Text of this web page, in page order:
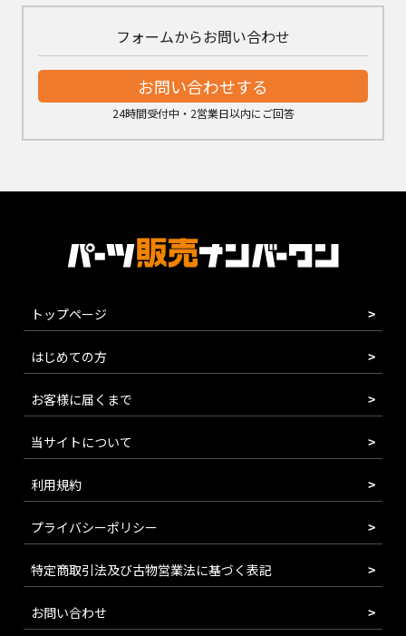
フォームからお問い合わせ
お問い合わせする
24時間受付中・2営業日以内にご回答
トップページ
はじめての方
お客様に届くまで
当サイトについて
利用規約
プライバシーポリシー
特定商取引法及び古物営業法に基づく表記
お問い合わせ